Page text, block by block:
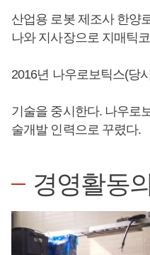
산업용 로봇 제조사 한양
나와 지사장으로 지매틱
2016년 나우로보틱스(당
기술을 중시한다. 나우로
술개발 인력으로 꾸렸다.
경영활동